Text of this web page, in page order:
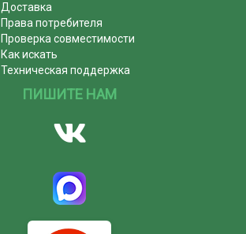
Доставка
Права потребителя
Проверка совместимости
Как искать
Техническая поддержка
ПИШИТЕ НАМ